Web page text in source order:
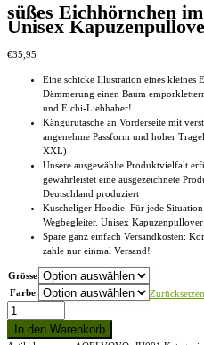
süßes Eichhörnchen
Unisex
€35,95
Eine schicke Illustration eines kleines
Dämmerung einen Baum
und Eichi-Liebhaber!
Kängurutasche an Vorderseite mit
angenehme Passform und hoher
XXL)
Unsere ausgewählte Produktvielfalt
gewährleistet eine ausgezeichnete
Deutschland produziert
Kuscheliger Hoodie. Für jede
Wegbegleiter. Unisex
Spare ganz einfach Versandkosten:
zahle nur einmal Versand!
Grösse
Farbe
Zurücksetzen
süßes
Eichhörnchen
imIn den Warenkorb